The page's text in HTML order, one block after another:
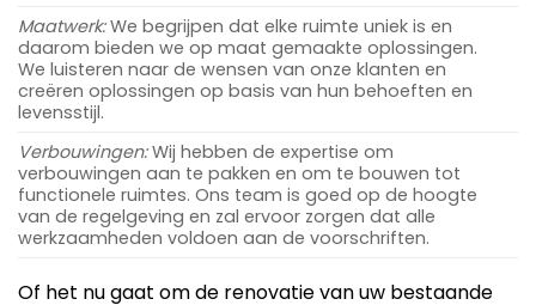
Maatwerk:We begrijpen dat elke ruimte uniek is en
daarom bieden we op maat gemaakte oplossingen.
We luisteren naar de wensen van onze klanten en
creëren oplossingen op basis van hun behoeften en
levensstijl.
Verbouwingen:Wij hebben de expertise om
verbouwingen aan te pakken en om te bouwen tot
functionele ruimtes. Ons team is goed op de hoogte
van de regelgeving en zal ervoor zorgen dat alle
werkzaamheden voldoen aan de voorschriften.
Of het nu gaat om de renovatie van uw bestaande